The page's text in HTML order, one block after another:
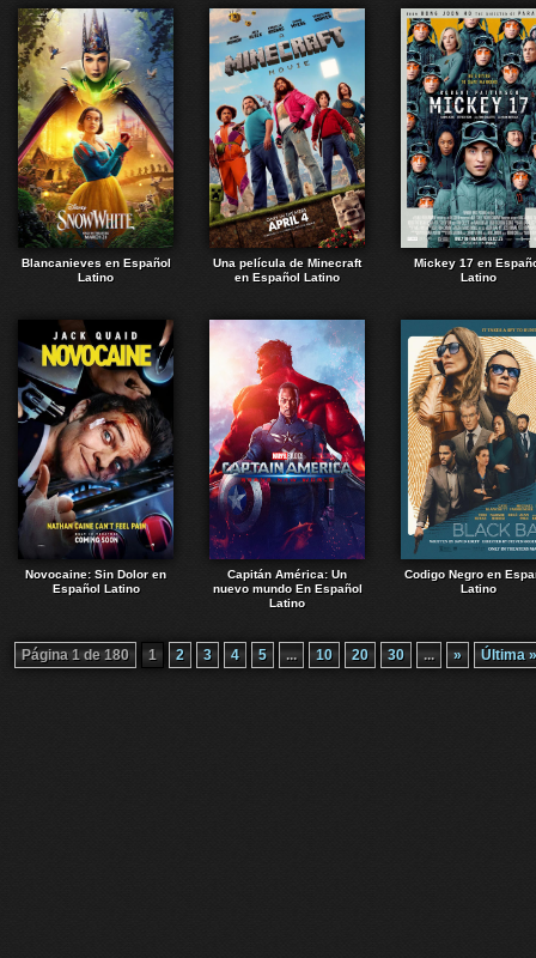
Blancanieves en Español
Latino
Una película de Minecraft
en Español Latino
Mickey 17 en
Latino
Novocaine: Sin Dolor en
Español Latino
Capitán América: Un
nuevo mundo En Español
Latino
Codigo Negro en
Latino
Página 1 de 180 1 2 3 4 5 ... 10 20 30 ... » Última »